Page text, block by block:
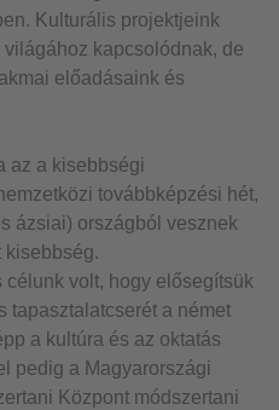
Kulturális projektjeink
kapcsolódnak, de
előadásaink és
az a kisebbségi
továbbképzési hét,
ázsiai) országból vesznek
kisebbség.
volt, hogy elősegítsük
tapasztalatcserét a német
a kultúra és az oktatás
pedig a Magyarországi
Központ módszertani